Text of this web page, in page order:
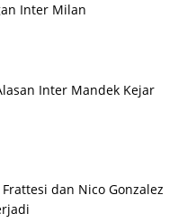
Inter Milan
Inter Mandek Kejar
dan Nico Gonzalez